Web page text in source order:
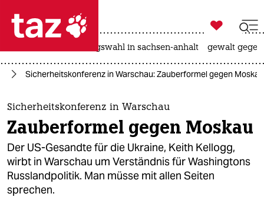
 taz zahl ich
taz zahl ich
themen
politik
öko
gesellschaft

taz zahl ich
landtagswahl in sachsen-anhalt gewalt
Sicherheitskonferenz in Warschau: Zauberformel gegen Moskau
Sicherheitskonferenz in Warschau
Zauberformel gegen Moskau
Der US-Gesandte für die Ukraine, Keith Kellogg,
wirbt in Warschau um Verständnis für Washingtons
Russlandpolitik. Man müsse mit allen Seiten
sprechen.